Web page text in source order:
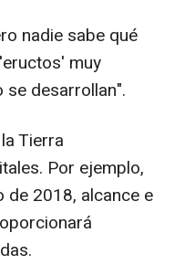
nadie sabe qué
muy
desarrollan".
Tierra
Por ejemplo,
de 2018, alcance e